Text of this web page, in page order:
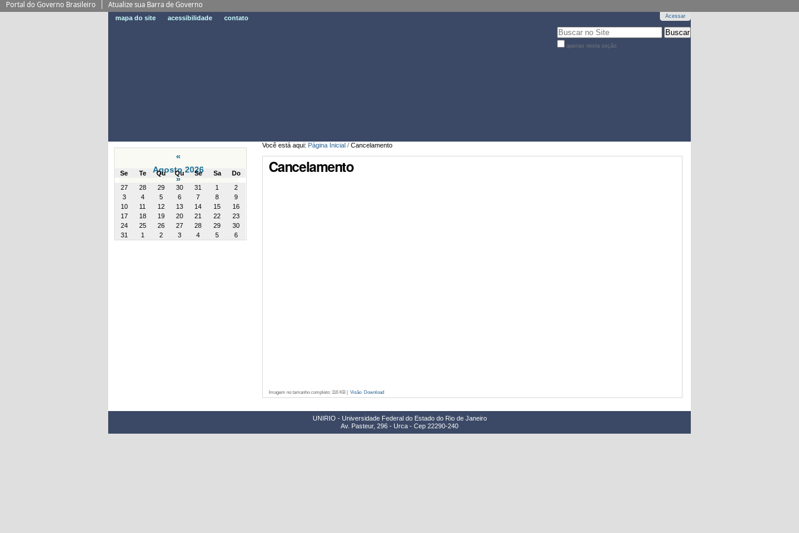
Portal do Governo Brasileiro Atualize sua Barra de Governo
mapa do site acessibilidade contato Acessar
Busca
apenas nesta seção
Você está aqui: Página Inicial / Cancelamento
Cancelamento
Imagem no tamanho completo: 116 KB| Visão Download
«
Agosto 2026
»
Se Te Qu Qu Se Sa
Do
27
28 29 30 31 1
2
3
4 5 6 7 8
9
10
11 12 13 14 15
16
17
18 19 20 21 22
23
24
25 26 27 28 29
30
31
1 2 3 4 5 6
UNIRIO - Universidade Federal do Estado do Rio de Janeiro
Av. Pasteur, 296 - Urca - Cep 22290-240